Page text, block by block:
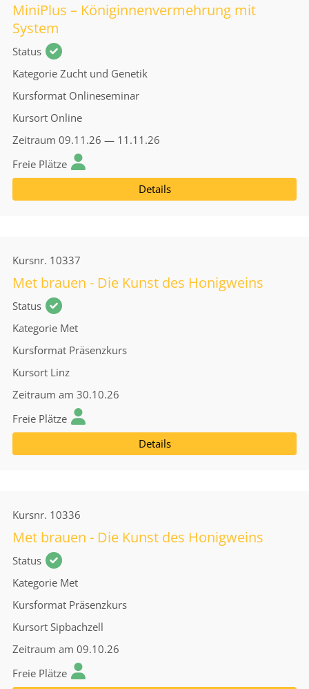
MiniPlus – Königinnenvermehrung mit
System
Status
Kategorie Zucht und Genetik
Kursformat Onlineseminar
Kursort Online
Zeitraum 09.11.26 — 11.11.26
Freie Plätze
Details
Kursnr. 10337
Met brauen - Die Kunst des Honigweins
Status
Kategorie Met
Kursformat Präsenzkurs
Kursort Linz
Zeitraum am 30.10.26
Freie Plätze
Details
Kursnr. 10336
Met brauen - Die Kunst des Honigweins
Status
Kategorie Met
Kursformat Präsenzkurs
Kursort Sipbachzell
Zeitraum am 09.10.26
Freie Plätze